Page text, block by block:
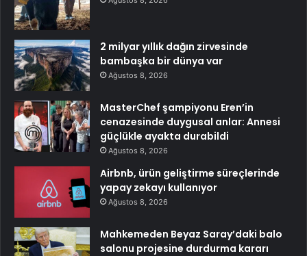
2 milyar yıllık dağın zirvesinde
bambaşka bir dünya var
Ağustos 8, 2026
MasterChef şampiyonu Eren’in
cenazesinde duygusal anlar: Annesi
güçlükle ayakta durabildi
Ağustos 8, 2026
Airbnb, ürün geliştirme süreçlerinde
yapay zekayı kullanıyor
Ağustos 8, 2026
Mahkemeden Beyaz Saray’daki balo
salonu projesine durdurma kararı